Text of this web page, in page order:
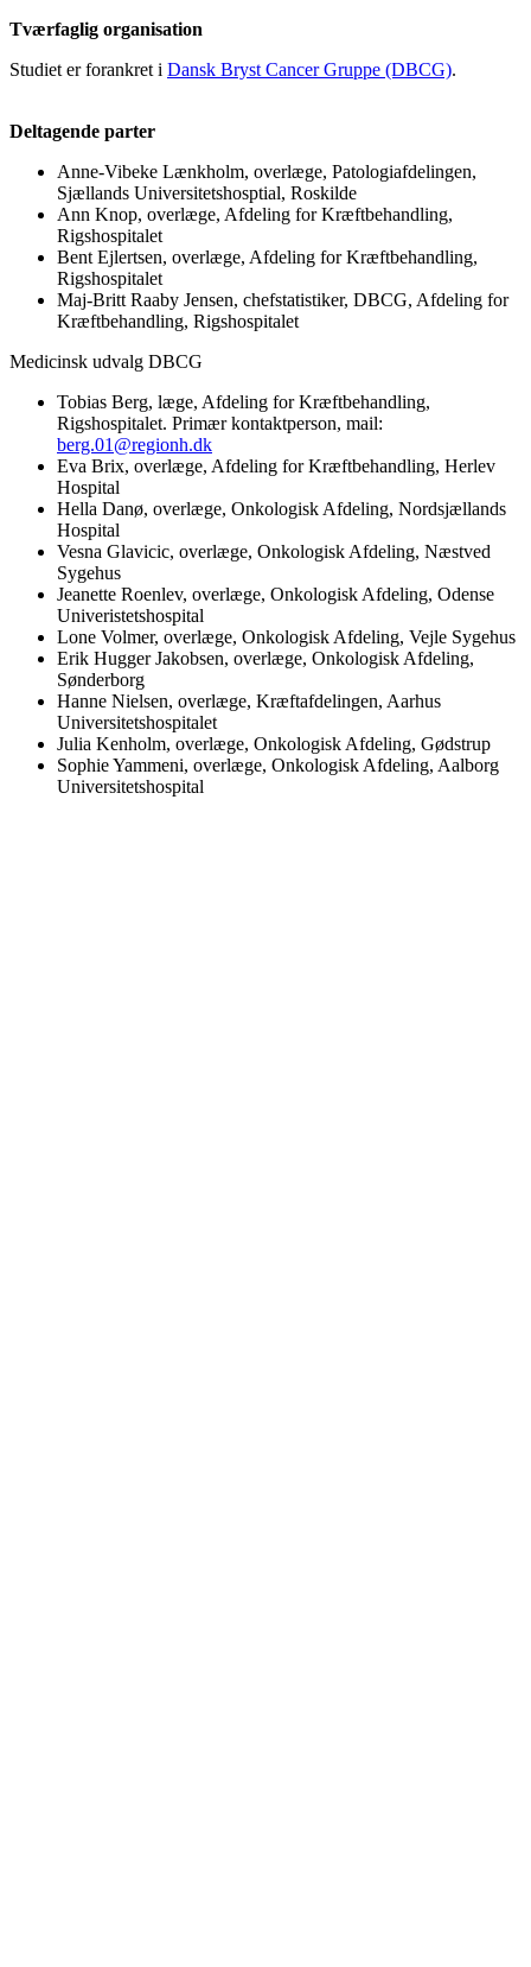
Tværfaglig organisation
Studiet er forankret i Dansk Bryst Cancer Gruppe (DBCG).
Deltagende parter
Anne-Vibeke Lænkholm, overlæge, Patologiafdelingen,
Sjællands Universitetshosptial, Roskilde
Ann Knop, overlæge, Afdeling for Kræftbehandling,
Rigshospitalet
Bent Ejlertsen, overlæge, Afdeling for Kræftbehandling,
Rigshospitalet
Maj-Britt Raaby Jensen, chefstatistiker, DBCG, Afdeling for
Kræftbehandling, Rigshospitalet
Medicinsk udvalg DBCG
Tobias Berg, læge, Afdeling for Kræftbehandling,
Rigshospitalet. Primær kontaktperson, mail:
berg.01@regionh.dk
Eva Brix, overlæge, Afdeling for Kræftbehandling, Herlev
Hospital
Hella Danø, overlæge, Onkologisk Afdeling, Nordsjællands
Hospital
Vesna Glavicic, overlæge, Onkologisk Afdeling, Næstved
Sygehus
Jeanette Roenlev, overlæge, Onkologisk Afdeling, Odense
Univeristetshospital
Lone Volmer, overlæge, Onkologisk Afdeling, Vejle Sygehus
Erik Hugger Jakobsen, overlæge, Onkologisk Afdeling,
Sønderborg
Hanne Nielsen, overlæge, Kræftafdelingen, Aarhus
Universitetshospitalet
Julia Kenholm, overlæge, Onkologisk Afdeling, Gødstrup
Sophie Yammeni, overlæge, Onkologisk Afdeling, Aalborg
Universitetshospital